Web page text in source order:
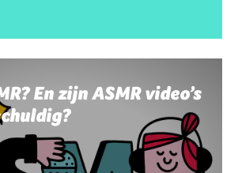
En zijn ASMR video’s